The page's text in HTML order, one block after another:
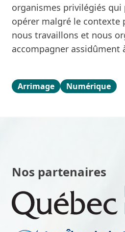
organismes privilégiés
opérer malgré le contexte
nous travaillons et nous
accompagner assidûment
Arrimage Numérique
Nos partenaires